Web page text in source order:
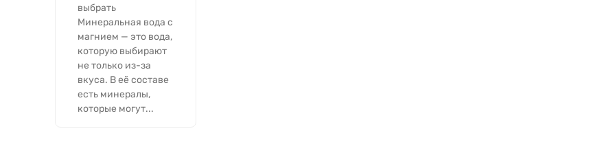
выбрать
Минеральная вода с
магнием — это вода,
которую выбирают
не только из-за
вкуса. В её составе
есть минералы,
которые могут...